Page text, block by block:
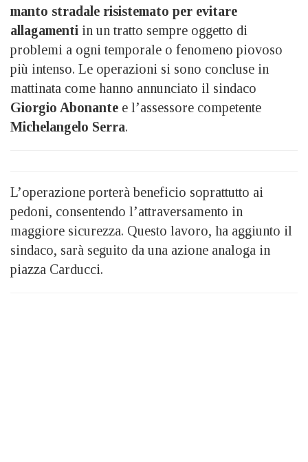
manto stradale risistemato per evitare
allagamenti in un tratto sempre oggetto di
problemi a ogni temporale o fenomeno piovoso
più intenso. Le operazioni si sono concluse in
mattinata come hanno annunciato il sindaco
Giorgio Abonante e l’assessore competente
Michelangelo Serra.
L’operazione porterà beneficio soprattutto ai
pedoni, consentendo l’attraversamento in
maggiore sicurezza. Questo lavoro, ha aggiunto il
sindaco, sarà seguito da una azione analoga in
piazza Carducci.